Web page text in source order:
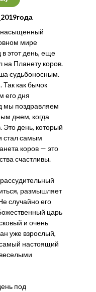
насыщенный
мире
в этот день, еще
Планету коров.
судьбоносным.
как бычок
его дня
мы поздравляем
днем, когда
Это день, который
стал самым
коров — это
счастливы.
размышляет
случайно его
царь
и очень
уже взрослый,
настоящий
под